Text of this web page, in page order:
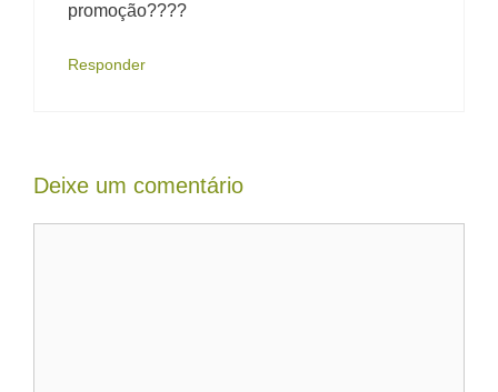
promoção????
Responder
Deixe um comentário